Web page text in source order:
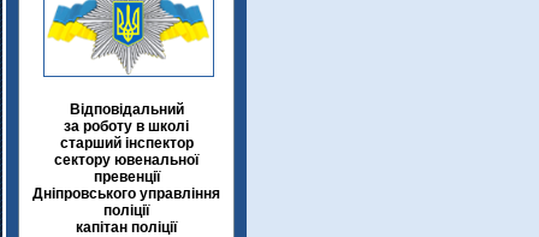
Відповідальний
за роботу в школі
старший інспектор
сектору ювенальної
превенції
Дніпровського управління
поліції
капітан поліції